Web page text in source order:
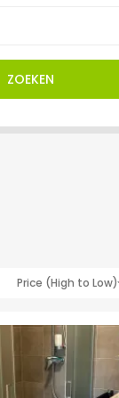
ZOEKEN
Price (High to Low)